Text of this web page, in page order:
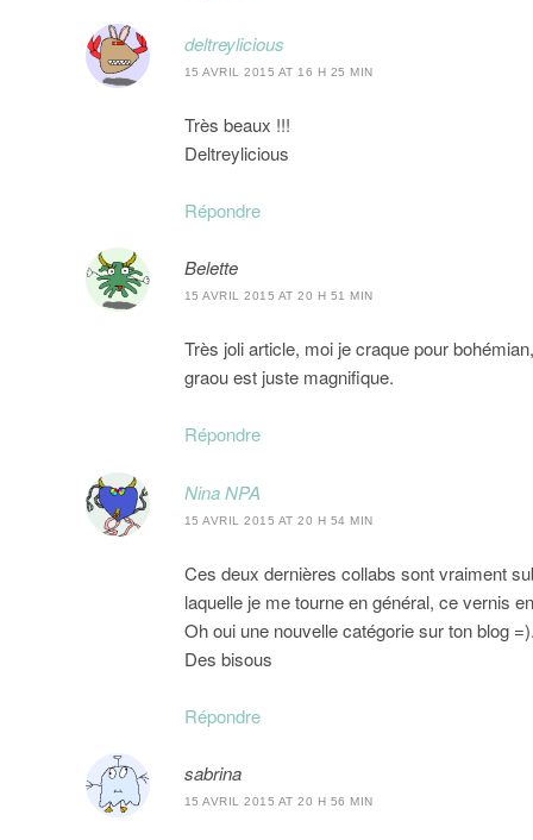
deltreylicious
15 AVRIL 2015 AT 16 H 25 MIN
Très beaux !!!
Deltreylicious
Répondre
Belette
15 AVRIL 2015 AT 20 H 51 MIN
Très joli article, moi je craque pour
graou est juste magnifique.
Répondre
Nina NPA
15 AVRIL 2015 AT 20 H 54 MIN
Ces deux dernières collabs sont vraiment
laquelle je me tourne en général, ce vernis
Oh oui une nouvelle catégorie sur ton blog
Des bisous
Répondre
sabrina
15 AVRIL 2015 AT 20 H 56 MIN